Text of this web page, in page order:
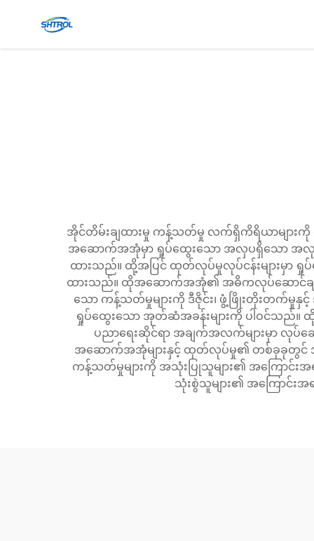
အိုင်တိမ်းချထားမှု ကန့်သတ်မှု လက်ရှိကိရိယာမျာ
အဆောက်အအုံမှာ ရှုပ်ထွေးသော အလှပရှိသော အလုပ်
ထားသည်။ ထို့အပြင် ထုတ်လုပ်မှုလုပ်ငန်းများမှာ ရှုပ်
ထားသည်။ ထိုအဆောက်အအုံ၏ အဓိကလုပ်ဆောင်ချက်
သော ကန့်သတ်မှုများကို ဒီဇိုင်း၊ ဖွံ့ဖြိုးတိုးတ
ရှုပ်ထွေးသော အုတ်ဆံအခန်းများကို ပါဝင်သည်
ပညာရေးဆိုင်ရာ အချက်အလက်များမှာ လုပ်
အဆောက်အအုံများနှင့် ထုတ်လုပ်မှု၏ တစ်ခုခုတွင် အ
ကန့်သတ်မှုများကို အသုံးပြုသူများ၏ အကြောင်း
သုံးစွဲသူများ၏ အကြောင်း